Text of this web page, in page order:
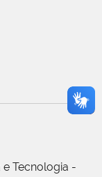
e Tecnologia -